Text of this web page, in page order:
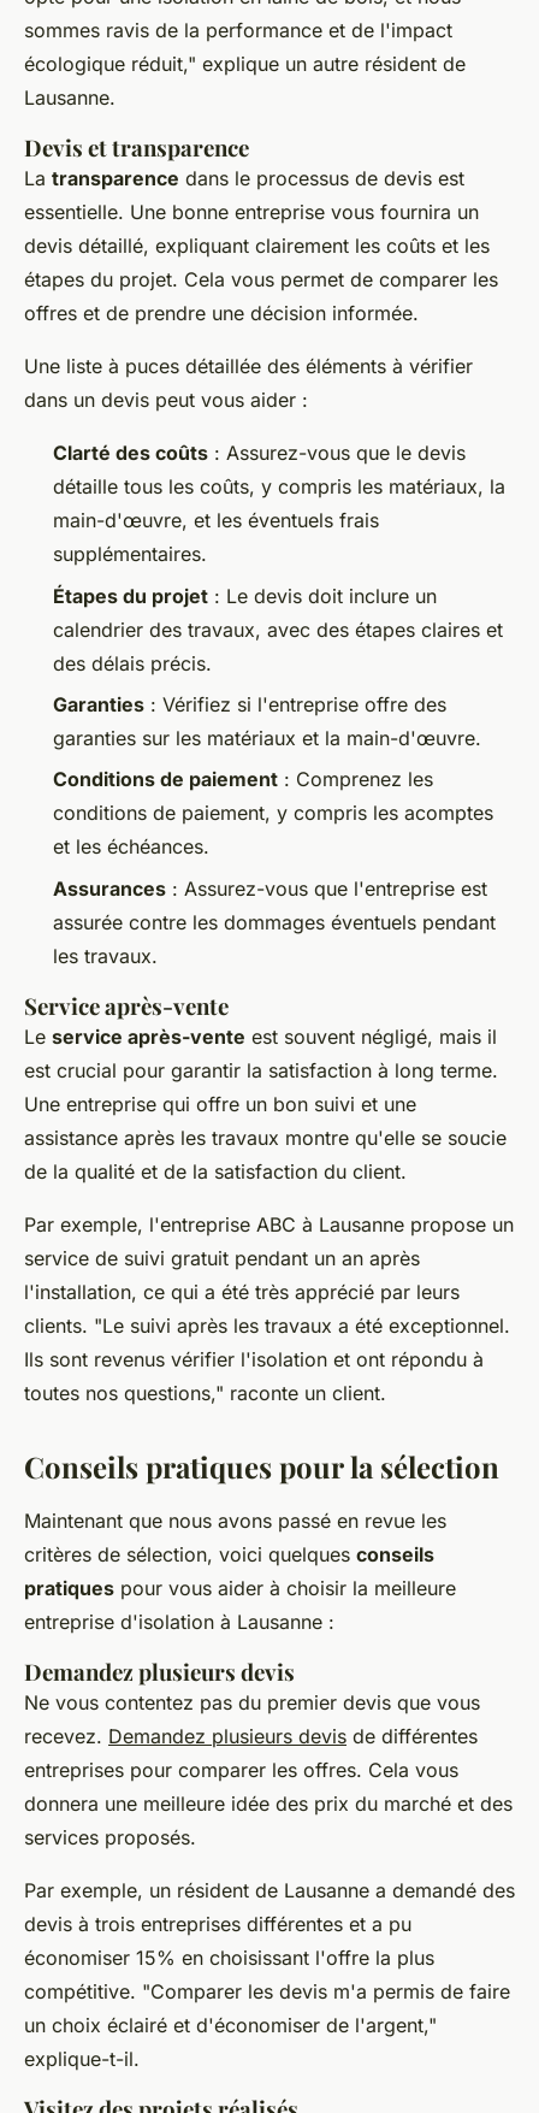
sommes ravis de la performance et de l'impact
écologique réduit," explique un autre résident de
Lausanne.
Devis et transparence
La transparence dans le processus de devis est
essentielle. Une bonne entreprise vous fournira un
devis détaillé, expliquant clairement les coûts et les
étapes du projet. Cela vous permet de comparer les
offres et de prendre une décision informée.
Une liste à puces détaillée des éléments à vérifier
dans un devis peut vous aider :
Clarté des coûts : Assurez-vous que le devis
détaille tous les coûts, y compris les matériaux, la
main-d'œuvre, et les éventuels frais
supplémentaires.
Étapes du projet : Le devis doit inclure un
calendrier des travaux, avec des étapes claires et
des délais précis.
Garanties : Vérifiez si l'entreprise offre des
garanties sur les matériaux et la main-d'œuvre.
Conditions de paiement : Comprenez les
conditions de paiement, y compris les acomptes
et les échéances.
Assurances : Assurez-vous que l'entreprise est
assurée contre les dommages éventuels pendant
les travaux.
Service après-vente
Le service après-vente est souvent négligé, mais il
est crucial pour garantir la satisfaction à long terme.
Une entreprise qui offre un bon suivi et une
assistance après les travaux montre qu'elle se soucie
de la qualité et de la satisfaction du client.
Par exemple, l'entreprise ABC à Lausanne propose un
service de suivi gratuit pendant un an après
l'installation, ce qui a été très apprécié par leurs
clients. "Le suivi après les travaux a été exceptionnel.
Ils sont revenus vérifier l'isolation et ont répondu à
toutes nos questions," raconte un client.
Conseils pratiques pour la sélection
Maintenant que nous avons passé en revue les
critères de sélection, voici quelques conseils
pratiques pour vous aider à choisir la meilleure
entreprise d'isolation à Lausanne :
Demandez plusieurs devis
Ne vous contentez pas du premier devis que vous
recevez. Demandez plusieurs devis de différentes
entreprises pour comparer les offres. Cela vous
donnera une meilleure idée des prix du marché et des
services proposés.
Par exemple, un résident de Lausanne a demandé des
devis à trois entreprises différentes et a pu
économiser 15% en choisissant l'offre la plus
compétitive. "Comparer les devis m'a permis de faire
un choix éclairé et d'économiser de l'argent,"
explique-t-il.